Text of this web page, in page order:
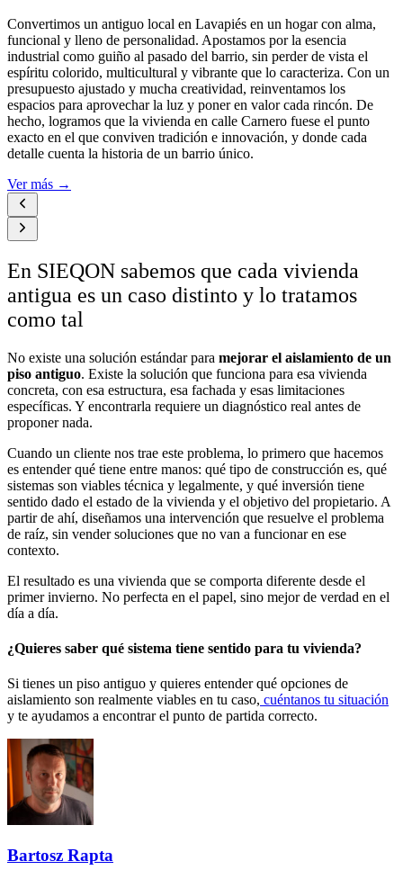
Convertimos un antiguo local en Lavapiés en un hogar con alma,
funcional y lleno de personalidad. Apostamos por la esencia
industrial como guiño al pasado del barrio, sin perder de vista el
espíritu colorido, multicultural y vibrante que lo caracteriza. Con un
presupuesto ajustado y mucha creatividad, reinventamos los
espacios para aprovechar la luz y poner en valor cada rincón. De
hecho, logramos que la vivienda en calle Carnero fuese el punto
exacto en el que conviven tradición e innovación, y donde cada
detalle cuenta la historia de un barrio único.
Ver más →
En SIEQON sabemos que cada vivienda
antigua es un caso distinto y lo tratamos
como tal
No existe una solución estándar para mejorar el aislamiento de un
piso antiguo. Existe la solución que funciona para esa vivienda
concreta, con esa estructura, esa fachada y esas limitaciones
específicas. Y encontrarla requiere un diagnóstico real antes de
proponer nada.
Cuando un cliente nos trae este problema, lo primero que hacemos
es entender qué tiene entre manos: qué tipo de construcción es, qué
sistemas son viables técnica y legalmente, y qué inversión tiene
sentido dado el estado de la vivienda y el objetivo del propietario. A
partir de ahí, diseñamos una intervención que resuelve el problema
de raíz, sin vender soluciones que no van a funcionar en ese
contexto.
El resultado es una vivienda que se comporta diferente desde el
primer invierno. No perfecta en el papel, sino mejor de verdad en el
día a día.
¿Quieres saber qué sistema tiene sentido para tu vivienda?
Si tienes un piso antiguo y quieres entender qué opciones de
aislamiento son realmente viables en tu caso, cuéntanos tu situación
y te ayudamos a encontrar el punto de partida correcto.
Bartosz Rapta